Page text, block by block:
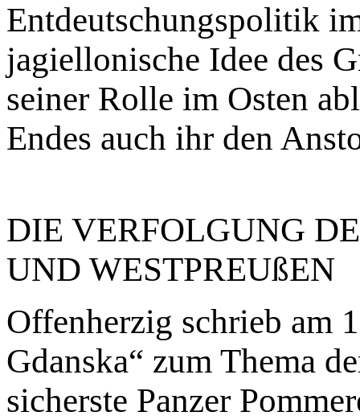
Entdeutschungspolitik
jagiellonische Idee des
seiner Rolle im Osten
Endes auch ihr den
DIE VERFOLGUNG
UND WESTPREUßEN
Offenherzig schrieb am
Gdanska“ zum Thema
sicherste Panzer